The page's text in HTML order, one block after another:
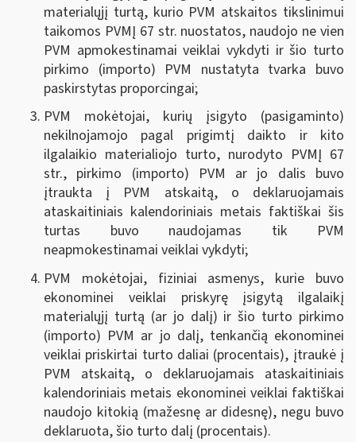
materialųjį turtą, kurio PVM atskaitos tikslinimui
taikomos PVMĮ 67 str. nuostatos, naudojo ne vien
PVM apmokestinamai veiklai vykdyti ir šio turto
pirkimo (importo) PVM nustatyta tvarka buvo
paskirstytas proporcingai;
PVM mokėtojai, kurių įsigyto (pasigaminto)
nekilnojamojo pagal prigimtį daikto ir kito
ilgalaikio materialiojo turto, nurodyto PVMĮ 67
str., pirkimo (importo) PVM ar jo dalis buvo
įtraukta į PVM atskaitą, o deklaruojamais
ataskaitiniais kalendoriniais metais faktiškai šis
turtas buvo naudojamas tik PVM
neapmokestinamai veiklai vykdyti;
PVM mokėtojai, fiziniai asmenys, kurie buvo
ekonominei veiklai priskyrę įsigytą ilgalaikį
materialųjį turtą (ar jo dalį) ir šio turto pirkimo
(importo) PVM ar jo dalį, tenkančią ekonominei
veiklai priskirtai turto daliai (procentais), įtraukė į
PVM atskaitą, o deklaruojamais ataskaitiniais
kalendoriniais metais ekonominei veiklai faktiškai
naudojo kitokią (mažesnę ar didesnę), negu buvo
deklaruota, šio turto dalį (procentais).